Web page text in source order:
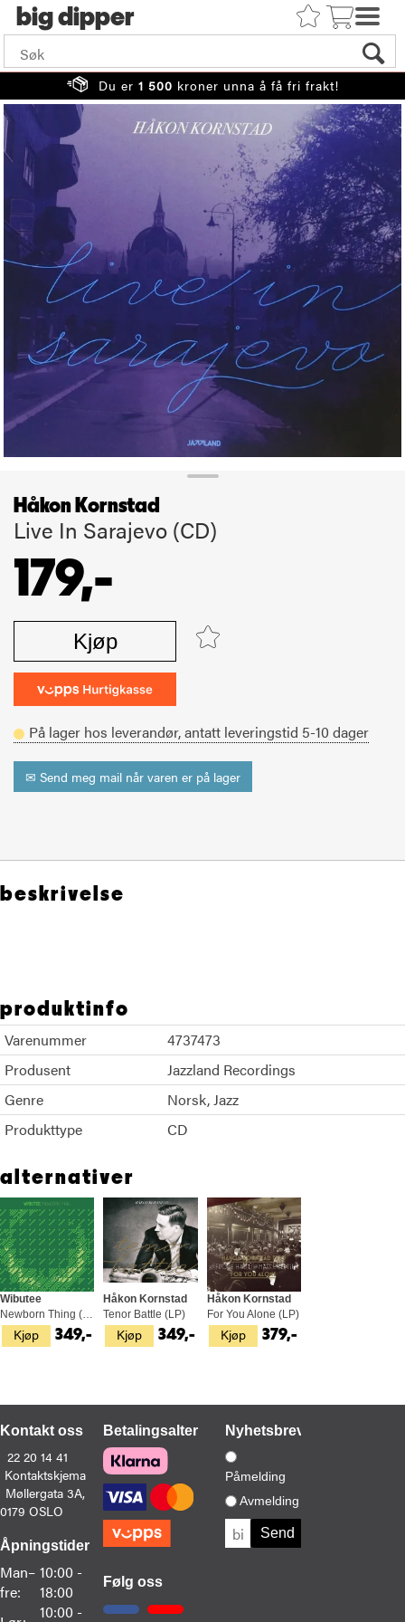
big
Du er 1 500 kroner unna å få fri frakt!
Håkon Kornstad
Live In Sarajevo (CD)
179,-
Kjøp
På lager hos leverandør,antatt leveringstid 5-10 dager
✉ Send meg mail når varen er på lager
beskrivelse
produktinfo
Varenummer
4737473
Produsent
Jazzland Recordings
Genre
Norsk Jazz
Produkttype
CD
alternativer
Kjøp
Wibutee
Newborn Thing (LP)
349,- Kjøp
Håkon Kornstad
Tenor Battle (LP)
349,- Kjøp
Håkon Kornstad
For You Alone (LP)
379,-
Kontakt oss
22 20 14 41
Kontaktskjema
Møllergata 3A,
0179 OSLO
Åpningstider
Man–
fre:
10:00 -
18:00
10:00 -
Betalingsalternativer
Følg oss
Nyhetsbrev
Påmelding
Avmelding